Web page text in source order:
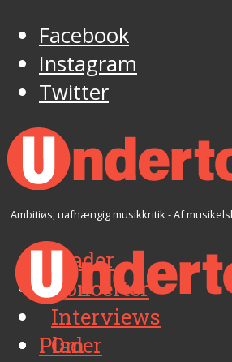
Facebook
Instagram
Twitter
Ambitiøs, uafhængig musikkritik - Af
Plader
Koncerter
Interviews
Om
Plader